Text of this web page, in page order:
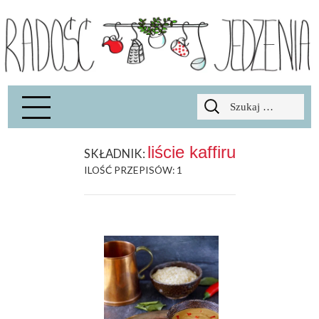
Radość Jedzenia – blog kulinarny
Szukaj:
SKŁADNIK: liście kaffiru
ILOŚĆ PRZEPISÓW: 1